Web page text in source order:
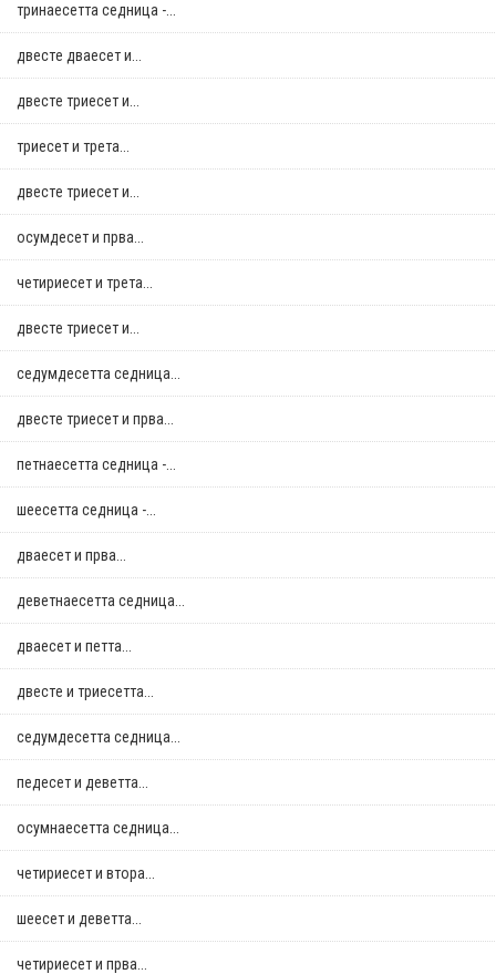
тринаесетта седница -...
двестe дваесет и...
двестe триесет и...
триесет и трета...
двестe триесет и...
осумдесет и прва...
четириесет и трета...
двестe триесет и...
седумдесетта седница...
двестe триесет и прва...
петнаесетта седница -...
шеесетта седница -...
дваесет и прва...
деветнаесетта седница...
дваесет и петта...
двестe и триесетта...
седумдесетта седница...
педесет и деветта...
осумнaесетта седница...
четириесет и втора...
шеесет и деветта...
четириесет и прва...